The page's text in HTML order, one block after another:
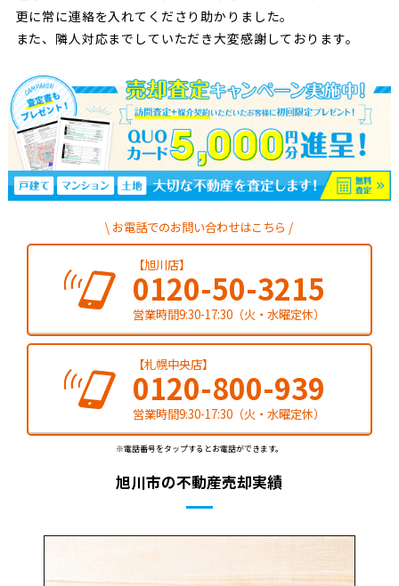
更に常に連絡を入れてくださり助かりました。
また、隣人対応までしていただき大変感謝しております。
お電話でのお問い合わせはこちら
【旭川店】
0120-50-3215
営業時間9:30-17:30（火・水曜定休）
【札幌中央店】
0120-800-939
営業時間9:30-17:30（火・水曜定休）
※電話番号をタップするとお電話ができます。
旭川市の不動産売却実績